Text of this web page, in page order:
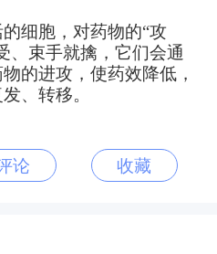
细胞，对药物的“攻
、束手就擒，它们会通
的进攻，使药效降低，
、转移。​
论 收藏